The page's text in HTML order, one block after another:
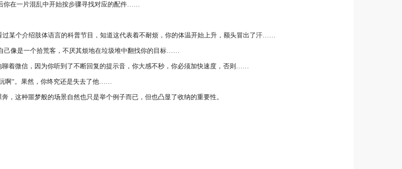
你在一片混乱中开始按步骤寻找对应的配件……
某个介绍肢体语言的科普节目，知道这代表着不耐烦，你的体温开始上升，额头冒出了汗……
像是一个拾荒客，不厌其烦地在垃圾堆中翻找你的目标……
着微信，因为你听到了不断回复的提示音，你大感不秒，你必须加快速度，否则……
啊”。果然，你终究还是失去了他……
，这种噩梦般的场景自然也只是举个例子而已，但也凸显了收纳的重要性。